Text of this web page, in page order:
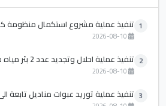
1 تنفيذ عملية مشروع استكمال منظومة
2 تنفيذ عملية احلال وتجديد عدد 2 بئر مياه جوفي...
3 تنفيذ عملية توريد عبوات مناديل تابعة